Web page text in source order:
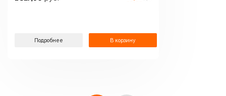
Подробнее В корзину